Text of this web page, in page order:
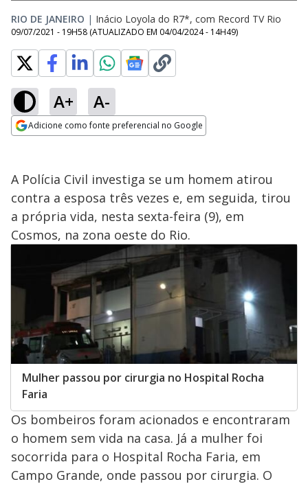
RIO DE JANEIRO | Inácio Loyola do R7*, com Record TV Rio
09/07/2021 - 19H58 (ATUALIZADO EM 04/04/2024 - 14H49)
A+ A-
Adicione como fonte preferencial no Google
A Polícia Civil investiga se um homem atirou
contra a esposa três vezes e, em seguida, tirou
a própria vida, nesta sexta-feira (9), em
Cosmos, na zona oeste do Rio.
Mulher passou por cirurgia no Hospital Rocha
Faria
Os bombeiros foram acionados e encontraram
o homem sem vida na casa. Já a mulher foi
socorrida para o Hospital Rocha Faria, em
Campo Grande, onde passou por cirurgia. O